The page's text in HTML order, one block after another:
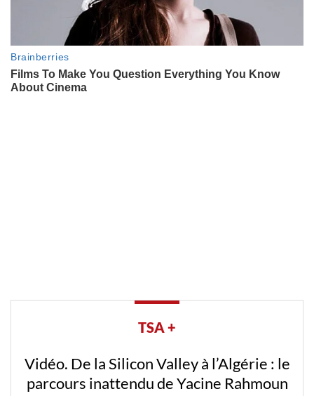
TSA +
Vidéo. De la Silicon Valley à l’Algérie : le
parcours inattendu de Yacine Rahmoun